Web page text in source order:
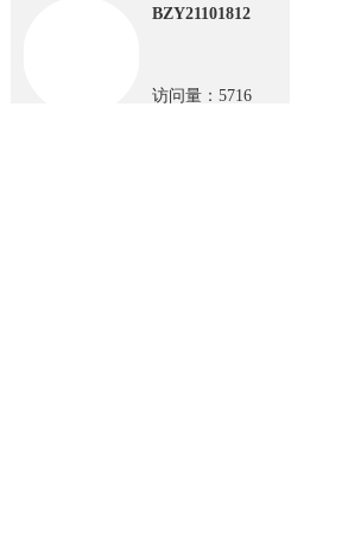
BZY21101812
访问量：5716